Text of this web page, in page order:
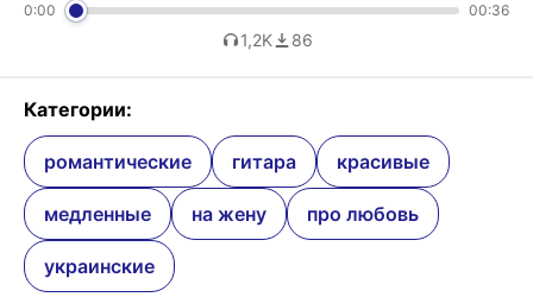
0:00 00:36
1,2K 86
Категории:
романтические гитара красивые
медленные на жену про любовь
украинские